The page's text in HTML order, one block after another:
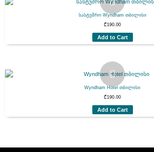
სასტუმრო Wyndham თბილისი
₾190.00
Add to Cart
Wyndham Hotel თბილისი
₾190.00
Add to Cart